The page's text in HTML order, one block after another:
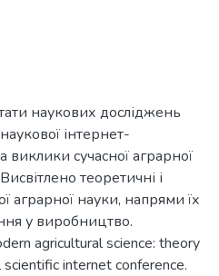
наукових досліджень
інтернет-
виклики сучасної аграрної
теоретичні і
аграрної науки, напрями їх
у виробництво.
agricultural science: theory
internet conference.